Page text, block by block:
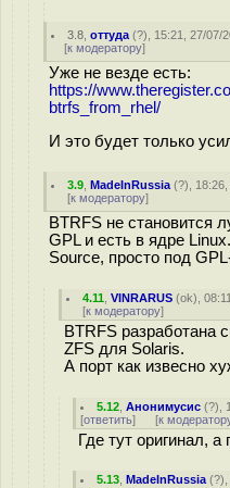
3.8 ,оттуда (?), 15:21, 27/07/
[к модератору]
Уже не везде есть:
https://
btrfs_from_rhel/
И это будет только
3.9 ,MadeInRussia (?),
[к модератору]
BTRFS не становится
GPL и есть в ядре
Source, просто под
4.11 ,VINRARUS (ok),
[к модератору]
BTRFS разработана
ZFS для Solaris.
А порт как извесно
5.12 ,Анонимусис (?),
[ответить] [к
Где тут оригинал,
5.13 ,MadeInRussia (?),